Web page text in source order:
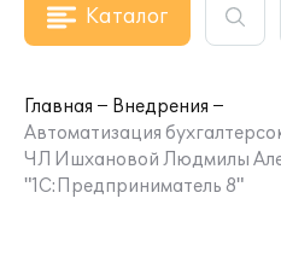
Каталог
Главная
Внедрения
Автоматизация
ЧЛ Ишхановой Людмилы
"1С:Предприниматель 8"